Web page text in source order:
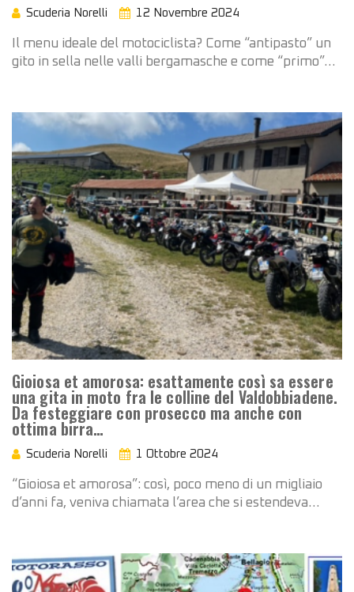
Scuderia Norelli 12 Novembre 2024
Il menu ideale del motociclista? Come “antipasto” un
gito in sella nelle valli bergamasche e come “primo”…
Gioiosa et amorosa: esattamente così sa essere
una gita in moto fra le colline del Valdobbiadene.
Da festeggiare con prosecco ma anche con
ottima birra…
Scuderia Norelli 1 Ottobre 2024
“Gioiosa et amorosa”: così, poco meno di un migliaio
d’anni fa, veniva chiamata l’area che si estendeva…